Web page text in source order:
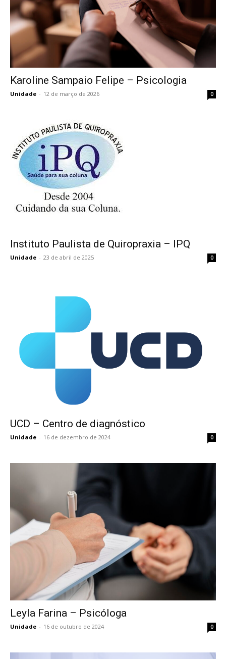
Karoline Sampaio Felipe – Psicologia
Unidade - 12 de março de 2026 0
Instituto Paulista de Quiropraxia – IPQ
Unidade - 23 de abril de 2025 0
UCD – Centro de diagnóstico
Unidade - 16 de dezembro de 2024 0
Leyla Farina – Psicóloga
Unidade - 16 de outubro de 2024 0